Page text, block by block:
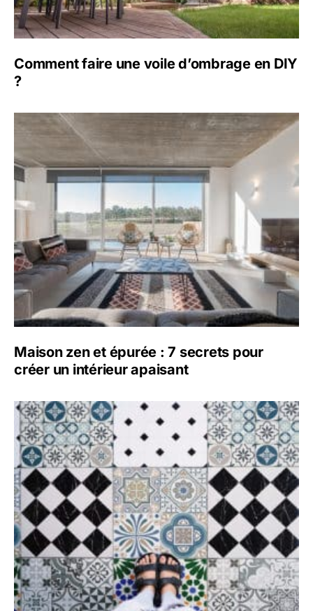
Comment faire une voile d’ombrage en DIY
?
Maison zen et épurée : 7 secrets pour
créer un intérieur apaisant